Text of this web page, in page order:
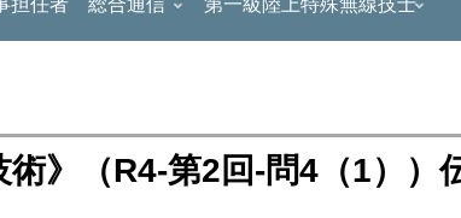
担任者 総合通信 第一級陸上特殊無線技士
術》（R4-第2回-問4（1））